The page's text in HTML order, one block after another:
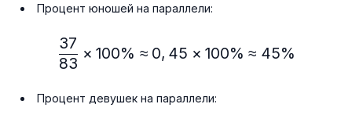
Процент юношей на параллели:
\frac{37}{83} × 100\%≈
83
37
× 100% ≈ 0, 45 × 100% ≈ 45%
Процент девушек на параллели: